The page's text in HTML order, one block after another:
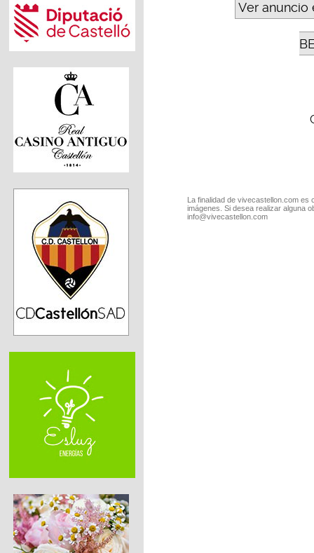
Ver anuncio
La finalidad de vivecastellon.com
imágenes. Si desea realizar alguna
info@vivecastellon.com